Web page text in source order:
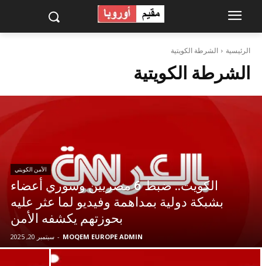
الرئيسية الشرطة الكويتية
الشرطة الكويتية
الأمن الكويتي
الكويت.. ضبط 6 مصريين وسوري أعضاء
بشبكة دولية بمداهمة وفيديو لما عثر عليه
بحوزتهم يكشفه الأمن
MOQEM EUROPE ADMIN
- سبتمبر 20, 2025